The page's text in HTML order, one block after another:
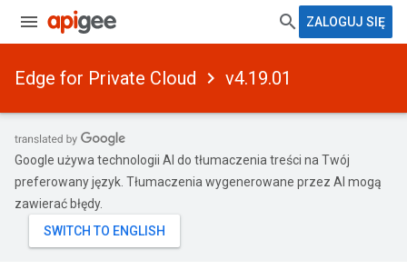
ZALOGUJ SIĘ
Edge for Private Cloud v4.19.01
Google używa technologii AI do tłumaczenia treści na Twój
preferowany język. Tłumaczenia wygenerowane przez AI mogą
zawierać błędy.